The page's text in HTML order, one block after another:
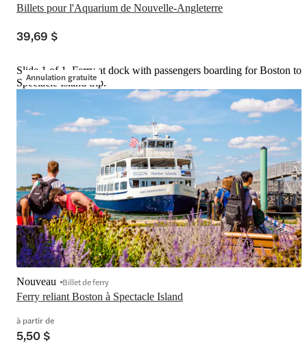
Billets pour l'Aquarium de Nouvelle-Angleterre
39,69 $
Annulation gratuite
Slide 1 of 1, Ferry at dock with passengers boarding for Boston to
Spectacle Island trip.
Ferry reliant Boston à Spectacle Island
Nouveau Billet de ferry
à partir de
5,50 $